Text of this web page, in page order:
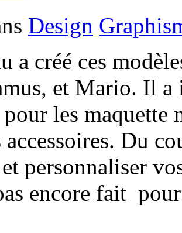
Design
a créé ces
et Mario. Il a
les maquette
accessoires. Du
personnaliser
encore fait